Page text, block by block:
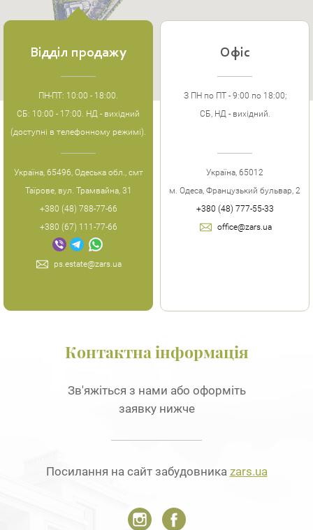
Відділ продажу
ПН-ПТ: 10:00 - 18:00.
СБ: 10:00 - 17:00. НД - вихідний
(доступні в телефонному режимі).
Україна, 65496, Одеська обл., смт
Таїрове, вул. Трамвайна, 31
+380 (48) 788-77-66
+380 (67) 111-77-66
ps.estate@zars.ua
Офіс
З ПН по ПТ - 9:00 по 18:00;
СБ, НД - вихідний.
Україна, 65012
м. Одеса, Французький бульвар, 2
+380 (48) 777-55-33
office@zars.ua
Контактна інформація
Зв'яжіться з нами або оформіть
заявку нижче
Посилання на сайт забудовника zars.ua